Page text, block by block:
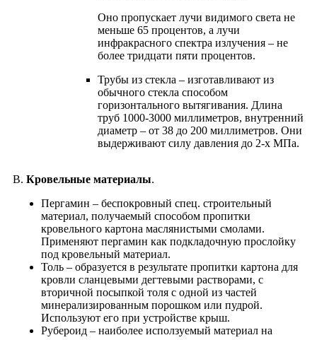
Оно пропускает лучи видимого света не
меньше 65 процентов, а лучи
инфракрасного спектра излучения – не
более тридцати пяти процентов.
Трубы из стекла – изготавливают из
обычного стекла способом
горизонтального вытягивания. Длина
труб 1000-3000 миллиметров, внутренний
диаметр – от 38 до 200 миллиметров. Они
выдерживают силу давления до 2-х МПа.
В. Кровельные материалы.
Пергамин – беспокровный спец. строительный
материал, получаемый способом пропитки
кровельного картона маслянистыми смолами.
Применяют пергамин как подкладочную прослойку
под кровельный материал.
Толь – образуется в результате пропитки картона для
кровли сланцевыми дегтевыми растворами, с
вторичной посыпкой толя с одной из частей
минерализированным порошком или пудрой.
Используют его при устройстве крыш.
Рубероид – наиболее исползуемый материал на